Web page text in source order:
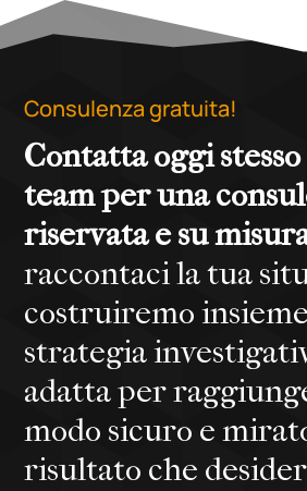
Consulenza gratuita!
Contatta oggi
team per una
riservata e su
raccontaci la tua
costruiremo
strategia
adatta per
modo sicuro e
risultato che